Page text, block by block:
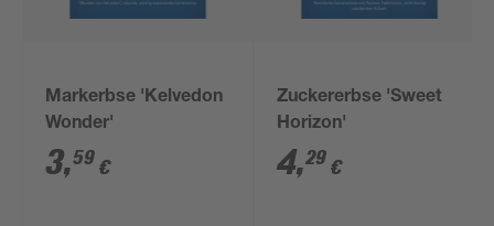
Markerbse 'Kelvedon
Wonder'
3,59 €
Zuckererbse 'Sweet
Horizon'
4,29 €